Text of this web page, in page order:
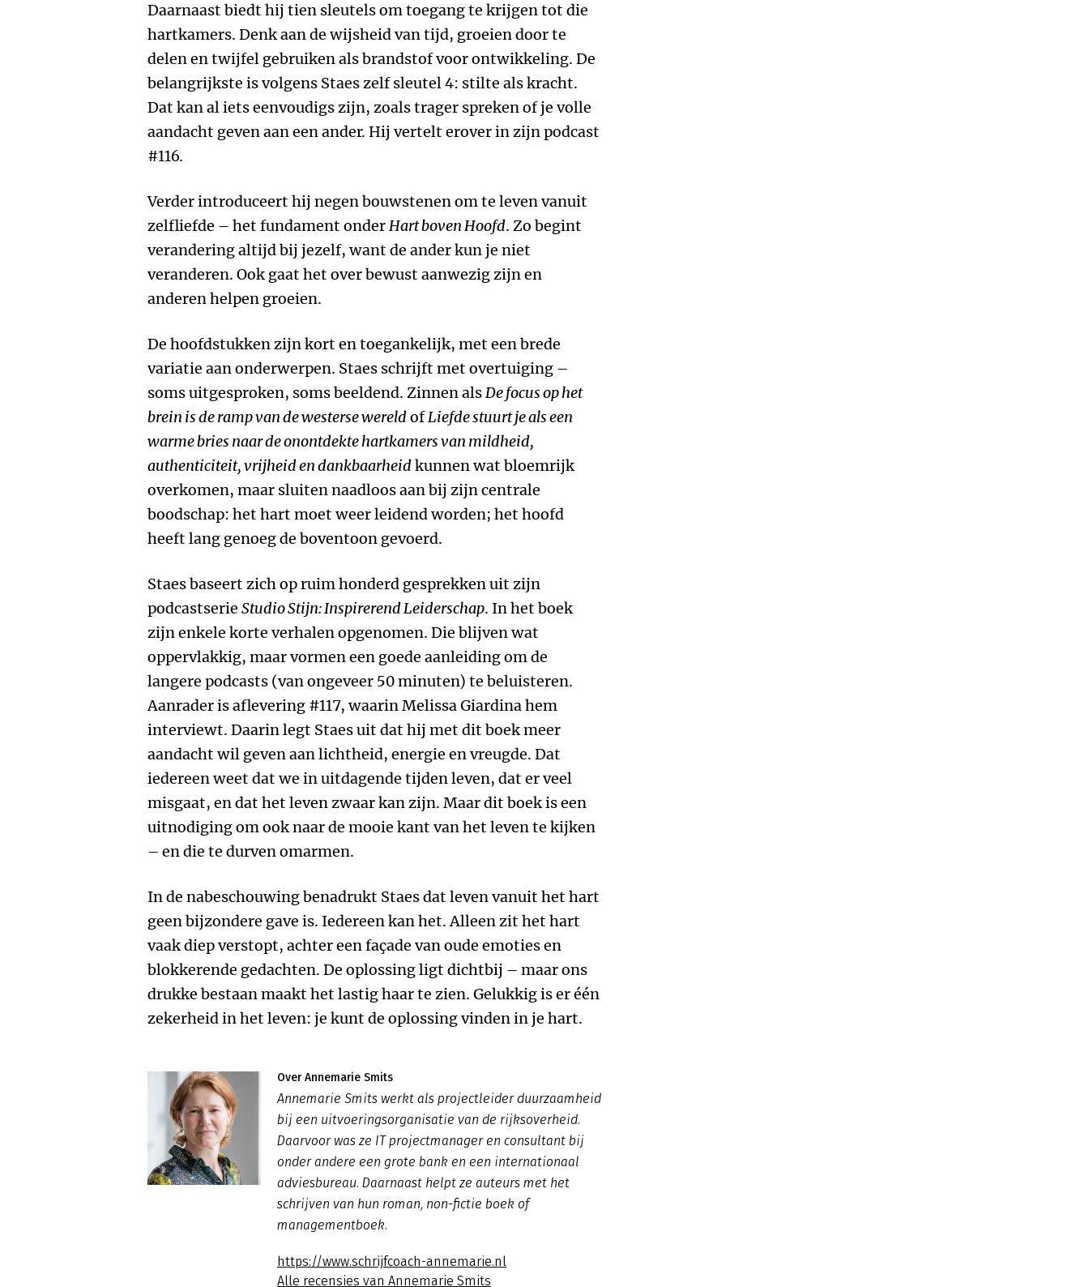
Daarnaast biedt hij tien sleutels om toegang te krijgen tot die
hartkamers. Denk aan de wijsheid van tijd, groeien door te
delen en twijfel gebruiken als brandstof voor ontwikkeling. De
belangrijkste is volgens Staes zelf sleutel 4: stilte als kracht.
Dat kan al iets eenvoudigs zijn, zoals trager spreken of je volle
aandacht geven aan een ander. Hij vertelt erover in zijn podcast
#116.
Verder introduceert hij negen bouwstenen om te leven vanuit
zelfliefde – het fundament onderHart boven Hoofd. Zo begint
verandering altijd bij jezelf, want de ander kun je niet
veranderen. Ook gaat het over bewust aanwezig zijn en
anderen helpen groeien.
De hoofdstukken zijn kort en toegankelijk, met een brede
variatie aan onderwerpen. Staes schrijft met overtuiging –
soms uitgesproken, soms beeldend. Zinnen alsDe focus op het
brein is de ramp van de westerse wereldofLiefde stuurt je als een
warme bries naar de onontdekte hartkamers van mildheid,
authenticiteit, vrijheid en dankbaarheidkunnen wat bloemrijk
overkomen, maar sluiten naadloos aan bij zijn centrale
boodschap: het hart moet weer leidend worden; het hoofd
heeft lang genoeg de boventoon gevoerd.
Staes baseert zich op ruim honderd gesprekken uit zijn
podcastserie Studio Stijn: Inspirerend Leiderschap. In het boek
zijn enkele korte verhalen opgenomen. Die blijven wat
oppervlakkig, maar vormen een goede aanleiding om de
langere podcasts (van ongeveer 50 minuten) te beluisteren.
Aanrader is aflevering #117, waarin Melissa Giardina hem
interviewt. Daarin legt Staes uit dat hij met dit boek meer
aandacht wil geven aan lichtheid, energie en vreugde. Dat
iedereen weet dat we in uitdagende tijden leven, dat er veel
misgaat, en dat het leven zwaar kan zijn. Maar dit boek is een
uitnodiging om ook naar de mooie kant van het leven te kijken
– en die te durven omarmen.
In de nabeschouwing benadrukt Staes dat leven vanuit het hart
geen bijzondere gave is. Iedereen kan het. Alleen zit het hart
vaak diep verstopt, achter een façade van oude emoties en
blokkerende gedachten. De oplossing ligt dichtbij – maar ons
drukke bestaan maakt het lastig haar te zien. Gelukkig is er één
zekerheid in het leven: je kunt de oplossing vinden in je hart.
Over Annemarie Smits
Annemarie Smits werkt als projectleider duurzaamheid
bij een uitvoeringsorganisatie van de rijksoverheid.
Daarvoor was ze IT projectmanager en consultant bij
onder andere een grote bank en een internationaal
adviesbureau. Daarnaast helpt ze auteurs met het
schrijven van hun roman, non-fictie boek of
managementboek.
https://www.schrijfcoach-annemarie.nl
Alle recensies van Annemarie Smits